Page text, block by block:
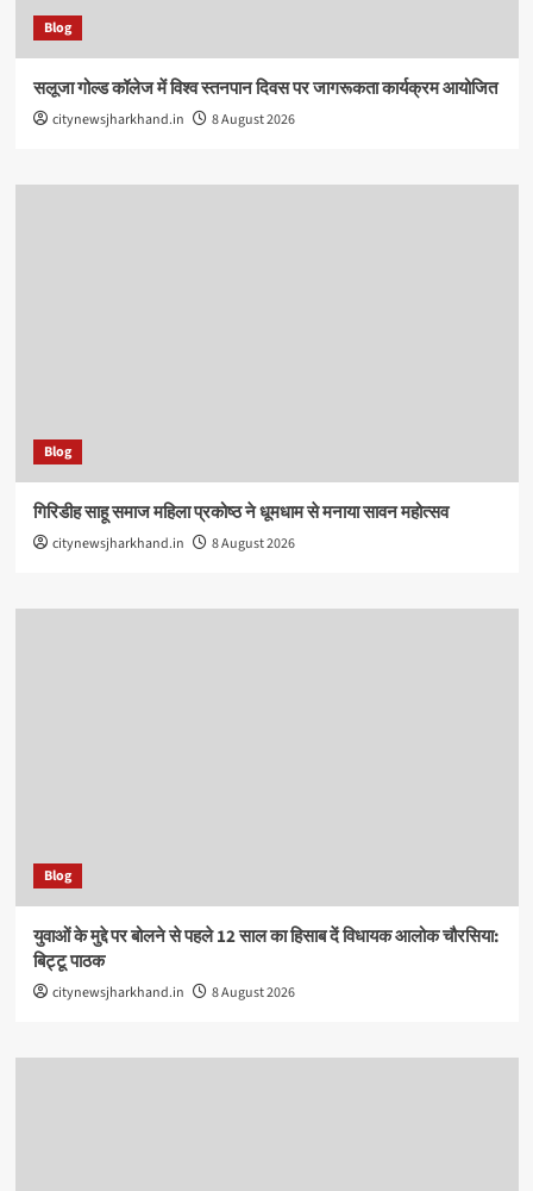
Blog
सलूजा गोल्ड कॉलेज में विश्व स्तनपान दिवस पर जागरूकता कार्यक्रम आयोजित
citynewsjharkhand.in 8 August 2026
Blog
गिरिडीह साहू समाज महिला प्रकोष्ठ ने धूमधाम से मनाया सावन महोत्सव
citynewsjharkhand.in 8 August 2026
Blog
युवाओं के मुद्दे पर बोलने से पहले 12 साल का हिसाब दें विधायक आलोक चौरसिया:
बिट्टू पाठक
citynewsjharkhand.in 8 August 2026